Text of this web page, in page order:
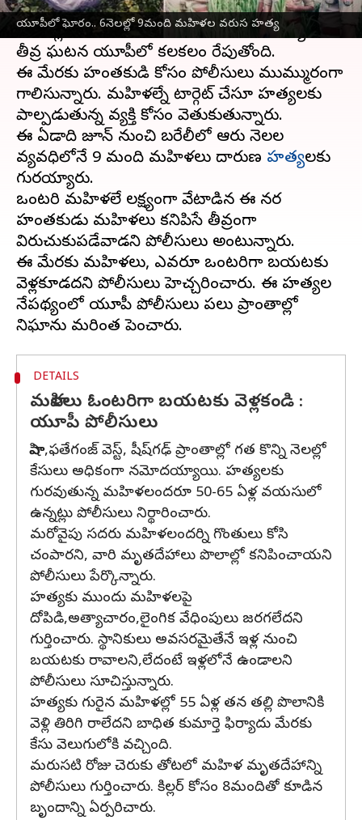
యూపీలో ఘోరం.. 6నెలల్లో 9మంది మహిళల వరుస హత్య
ఉత్తర్‌ప్రదేశ్రాష్ట్రంలో దారుణం చోటు చేసుకుంది. గత
6 నెలల్లో 9 మంది మహిళలను వరుసగా హత్య చేసిన
తీవ్ర ఘటన యూపీలో కలకలం రేపుతోంది.
ఈ మేరకు హంతకుడి కోసం పోలీసులు ముమ్మురంగా
గాలిస్తున్నారు. మహిళల్నే టార్గెట్ చేస్తూ హత్యలకు
పాల్పడుతున్న వ్యక్తి కోసం వెతుకుతున్నారు.
ఈ ఏడాది జూన్ నుంచి బరేలీలో ఆరు నెలల
వ్యవధిలోనే 9 మంది మహిళలు దారుణ హత్యలకు
గురయ్యారు.
ఒంటరి మహిళలే లక్ష్యంగా వేటాడిన ఈ నర
హంతకుడు మహిళలు కనిపిస్తే తీవ్రంగా
విరుచుకుపడేవాడని పోలీసులు అంటున్నారు.
ఈ మేరకు మహిళలు, ఎవరూ ఒంటరిగా బయటకు
వెళ్లకూడదని పోలీసులు హెచ్చరించారు. ఈ హత్యల
నేపథ్యంలో యూపీ పోలీసులు పలు ప్రాంతాల్లో
DETAILS
మహిళలు ఓంటరిగా బయటకు వెళ్లకండి :
యూపీ పోలీసులు
షాహి,ఫతేగంజ్ వెస్ట్, షీష్‌గఢ్ ప్రాంతాల్లో గత కొన్ని నెలల్లో
కేసులు అధికంగా నమోదయ్యాయి. హత్యలకు
గురవుతున్న మహిళలందరూ 50-65 ఏళ్ల వయసులో
ఉన్నట్లు పోలీసులు నిర్థారించారు.
మరోవైపు సదరు మహిళలందర్ని గొంతులు కోసి
చంపారని, వారి మృతదేహాలు పొలాల్లో కనిపించాయని
పోలీసులు పేర్కొన్నారు.
హత్యకు ముందు మహిళలపై
దోపిడి,అత్యాచారం,లైంగిక వేధింపులు జరగలేదని
గుర్తించారు. స్థానికులు అవసరమైతేనే ఇళ్ల నుంచి
బయటకు రావాలని,లేదంటే ఇళ్లలోనే ఉండాలని
పోలీసులు సూచిస్తున్నారు.
హత్యకు గురైన మహిళల్లో 55 ఏళ్ల తన తల్లి పొలానికి
వెళ్లి తిరిగి రాలేదని బాధిత కుమార్తె ఫిర్యాదు మేరకు
కేసు వెలుగులోకి వచ్చింది.
మరుసటి రోజు చెరుకు తోటలో మహిళ మృతదేహాన్ని
పోలీసులు గుర్తించారు. కిల్లర్ కోసం 8మందితో కూడిన
బృందాన్ని ఏర్పరిచారు.